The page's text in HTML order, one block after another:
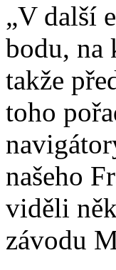
„V další
bodu, na
takže
toho
našeho
viděli
závodu